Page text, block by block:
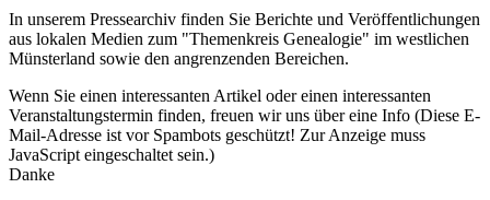
In unserem Pressearchiv finden Sie Berichte und Veröffentlichungen
aus lokalen Medien zum "Themenkreis Genealogie" im westlichen
Münsterland sowie den angrenzenden Bereichen.
Wenn Sie einen interessanten Artikel oder einen interessanten
Veranstaltungstermin finden, freuen wir uns über eine Info (Diese E-
Mail-Adresse ist vor Spambots geschützt! Zur Anzeige muss
JavaScript eingeschaltet sein.)
Danke